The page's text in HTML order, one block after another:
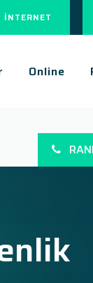
İNTERNET
Online